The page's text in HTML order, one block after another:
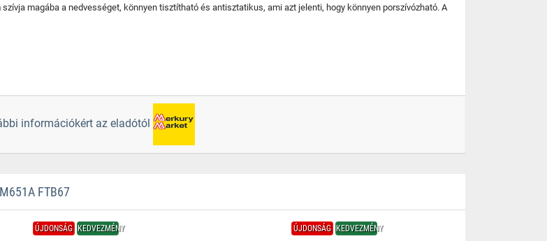
magába a nedvességet, könnyen tisztítható és antisztatikus, ami azt jelenti, hogy könnyen porszívózható. A
információkért az eladótól
FTB67
ÚJDONSÁG KEDVEZMÉNY ÚJDONSÁG KEDVEZMÉNY